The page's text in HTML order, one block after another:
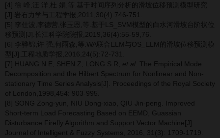
[4] 徐 峰,汪 洋,杜 娟,等.基于时间序列分析的滑坡位移预测模型研究
[J].岩石力学与工程学报,2011,30(4):746-751.
[5] 李仕波,李德营,张玉恩,等.基于LS_SVM模型的白水河滑坡台阶状位
移预测[J].长江科学院院报,2019,36(4):55-59,76.
[6] 李骅锦,许 强,何雨森,等.WA联合ELM与OS_ELM的滑坡位移预测模
型[J].工程地质学报,2016,24(5):72-731.
[7] HUANG N E, SHEN Z, LONG S R, et al. The Empirical Mode
Decomposition and the Hilbert Spectrum for Nonlinear and Non-
stationary Time Series Analysis[J]. Proceedings of the Royal Society
of London,1998,454: 903-995.
[8] SONG Zong-yun, NIU Dong-xiao, QIU Jin-peng. Improved
Short-term Load Forecasting Based on EEMD, Guassian
Disturbance Firefly Algorithm and Support Vector Machine[J].
Journal of Intelligent & Fuzzy Systems, 2016, 31(3): 1709-1719.